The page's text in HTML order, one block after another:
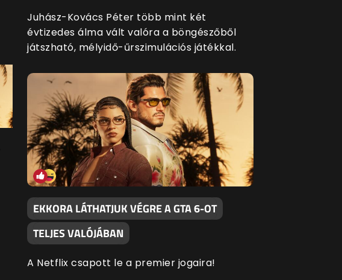
Juhász-Kovács Péter több mint két
évtizedes álma vált valóra a böngészőből
játszható, mélyidő-űrszimulációs játékkal.
EKKORA LÁTHATJUK VÉGRE A GTA 6-OT
TELJES VALÓJÁBAN
A Netflix csapott le a premier jogaira!